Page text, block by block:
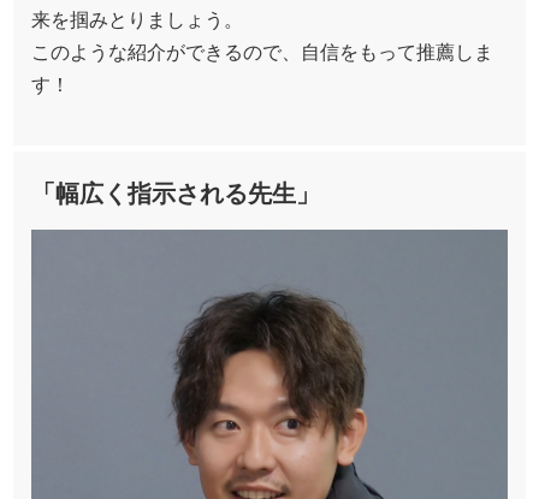
来を掴みとりましょう。
このような紹介ができるので、自信をもって推薦しま
す！
「幅広く指示される先生」